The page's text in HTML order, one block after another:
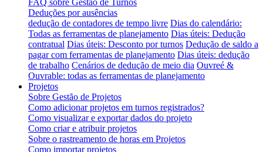
Deduções por ausências
dedução de contadores de tempo livre Dias do calendário:
Todas as ferramentas de planejamento Dias úteis: Dedução
contratual Dias úteis: Desconto por turnos Dedução de saldo a
pagar com ferramentas de planejamento Dias úteis: dedução
de trabalho Cenários de dedução de meio dia Ouvreé &
Ouvrable: todas as ferramentas de planejamento
Projetos
Sobre Gestão de Projetos
Como adicionar projetos em turnos registrados?
Como visualizar e exportar dados do projeto
Como criar e atribuir projetos
Sobre o rastreamento de horas em Projetos
Como importar projetos